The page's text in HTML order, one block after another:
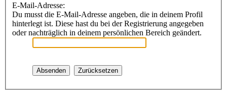
E-Mail-Adresse:
Du musst die E-Mail-Adresse angeben, die in deinem Profil
hinterlegt ist. Diese hast du bei der Registrierung angegeben
oder nachträglich in deinem persönlichen Bereich geändert.